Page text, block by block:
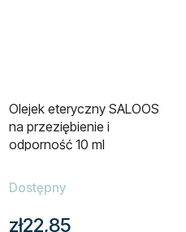
Olejek eteryczny SALOOS
na przeziębienie i
odporność 10 ml
Dostępny
zł22,85